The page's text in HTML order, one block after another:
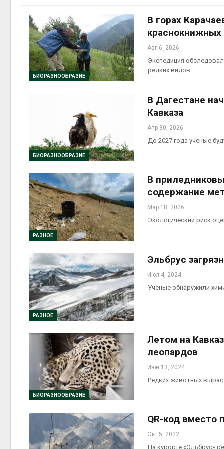
БИОРАЗНООБРАЗИЕ
В горах
краснокнижных
Авг 6, 2026
Экспедиция
редких видов
БИОРАЗНООБРАЗИЕ
В Дагестане
Кавказа
Апр 30, 2026
До 2027 года ученые
РАЗНОЕ
В
содержание
Мар 18, 2026
Экологический риск
РАЗНОЕ
Эльбрус
Июл 4, 2024
Ученые обнаружили
БИОРАЗНООБРАЗИЕ
Летом на
леопардов
Июн 13, 2024
Редких животных
QR-код вместо
Окт 5, 2022
На курорте «Эльбрус»
Авг 7,
Авг 7,